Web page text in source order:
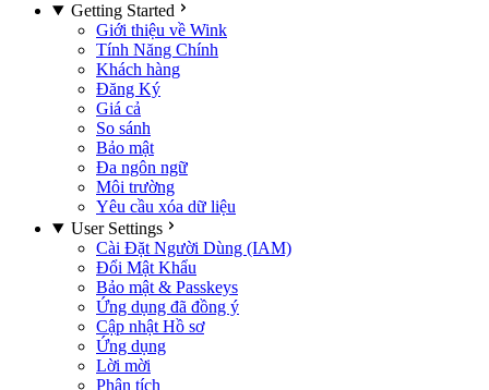
Getting Started
Giới thiệu về Wink
Tính Năng Chính
Khách hàng
Đăng Ký
Giá cả
So sánh
Bảo mật
Đa ngôn ngữ
Môi trường
Yêu cầu xóa dữ liệu
User Settings
Cài Đặt Người Dùng (IAM)
Đổi Mật Khẩu
Bảo mật & Passkeys
Ứng dụng đã đồng ý
Cập nhật Hồ sơ
Ứng dụng
Lời mời
Phân tích